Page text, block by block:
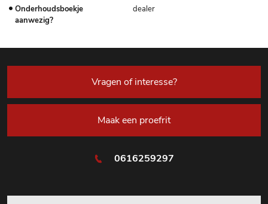
Onderhoudsboekje
aanwezig?
dealer
Vragen of interesse?
Maak een proefrit
0616259297